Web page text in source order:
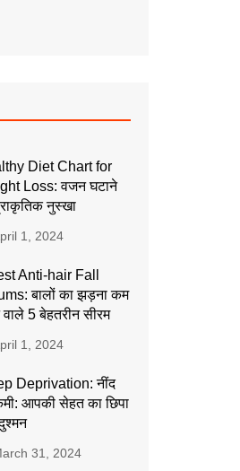
Diet Chart for
Loss: वजन घटाने
नुस्खा
1, 2024
Anti-hair Fall
बालों का झड़ना कम
5 बेहतरीन सीरम
1, 2024
Deprivation: नींद
आपकी सेहत का छिपा
31, 2024